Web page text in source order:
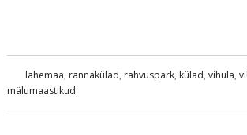
lahemaa, rannakülad, rahvuspark, külad, vihula,
mälumaastikud